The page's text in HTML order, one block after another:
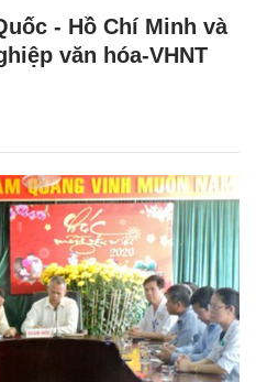
- Hồ Chí Minh và
văn hóa-VHNT